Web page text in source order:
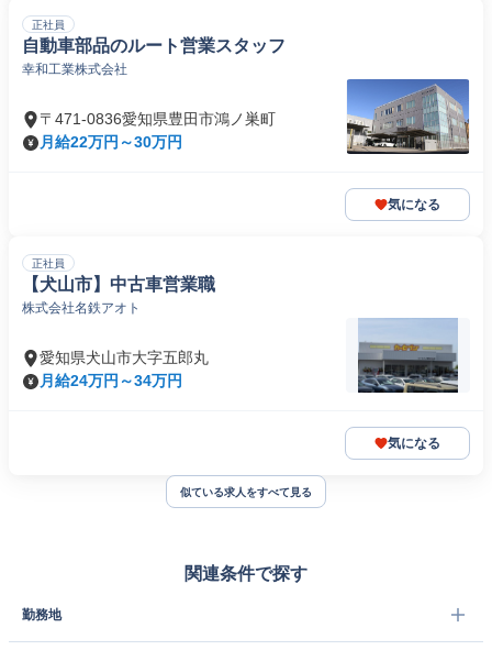
正社員
自動車部品のルート営業スタッフ
幸和工業株式会社
〒471-0836愛知県豊田市鴻ノ巣町
月給22万円～30万円
気になる
正社員
【犬山市】中古車営業職
株式会社名鉄アオト
愛知県犬山市大字五郎丸
月給24万円～34万円
気になる
似ている求人をすべて見る
関連条件で探す
勤務地